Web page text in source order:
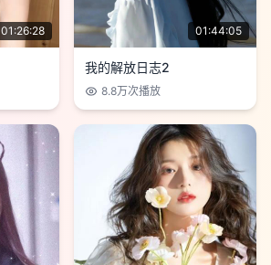
01:26:28 01:44:05
我的解放日志2
8.8万次播放